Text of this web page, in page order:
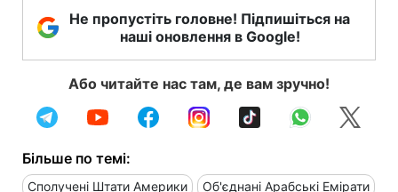
Не пропустіть головне! Підпишіться на
наші оновлення в Google!
Або читайте нас там, де вам зручно!
Більше по темі:
Сполучені Штати Америки Об'єднані Арабські Емірати